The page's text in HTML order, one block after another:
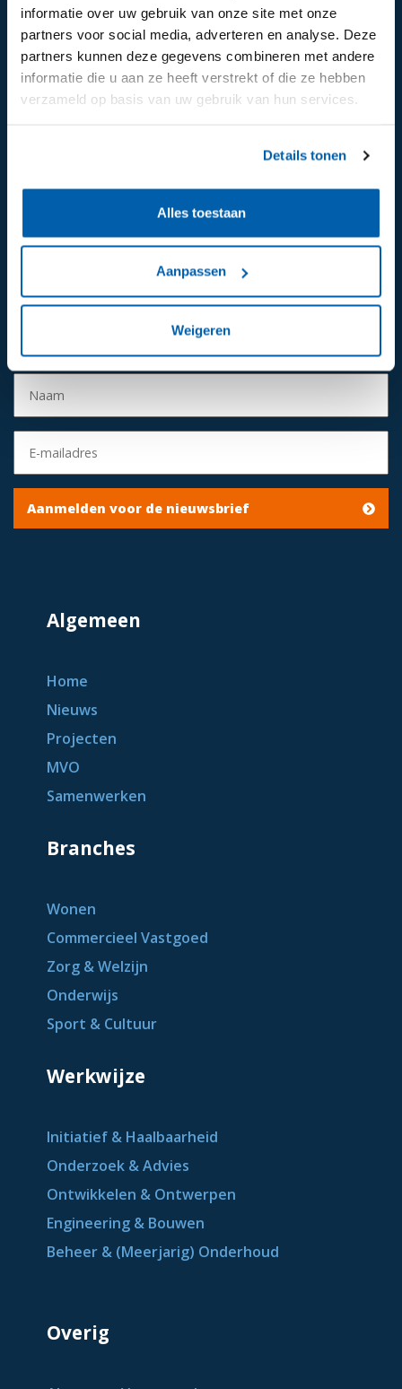
informatie over uw gebruik van onze site met onze
partners voor social media, adverteren en analyse. Deze
partners kunnen deze gegevens combineren met andere
informatie die u aan ze heeft verstrekt of die ze hebben
verzameld op basis van uw gebruik van hun services.
Details tonen
Alles toestaan
Aanpassen
Weigeren
024 - 649 2811 Mail ons
Volg ons op:
Aanmelden voor de nieuwsbrief
Algemeen
Home
Nieuws
Projecten
MVO
Samenwerken
Branches
Wonen
Commercieel Vastgoed
Zorg & Welzijn
Onderwijs
Sport & Cultuur
Werkwijze
Initiatief & Haalbaarheid
Onderzoek & Advies
Ontwikkelen & Ontwerpen
Engineering & Bouwen
Beheer & (Meerjarig) Onderhoud
Overig